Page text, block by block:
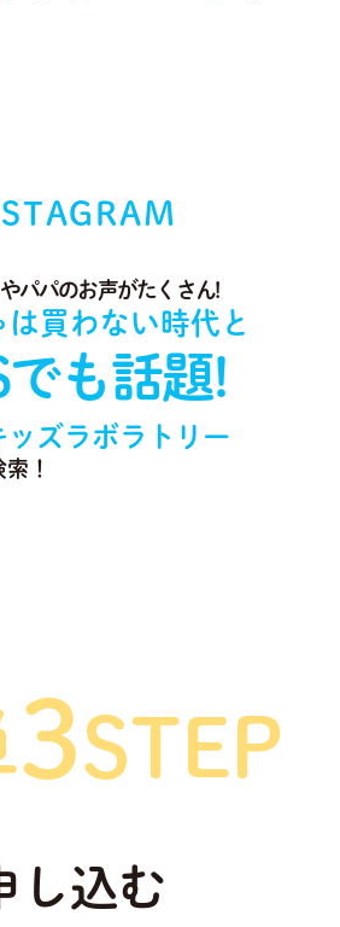
パパのお声がたくさん!
は買わない時代と
でも話題!
ッズラボラトリー
！
3STEP
し込む